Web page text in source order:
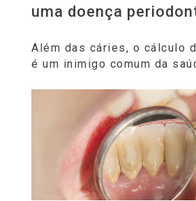
uma doença
Além das cáries, o cálculo
é um inimigo comum da